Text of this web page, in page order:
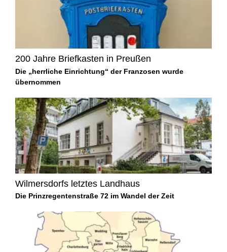
200 Jahre Briefkasten in Preußen
Die „herrliche Einrichtung“ der Franzosen wurde
übernommen
Wilmersdorfs letztes Landhaus
Die Prinzregentenstraße 72 im Wandel der Zeit